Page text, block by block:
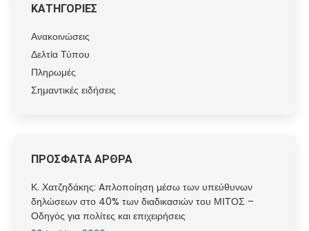
ΚΑΤΗΓΟΡΙΕΣ
Ανακοινώσεις
Δελτία Τύπου
Πληρωμές
Σημαντικές ειδήσεις
ΠΡΟΣΦΑΤΑ ΑΡΘΡΑ
Κ. Χατζηδάκης: Aπλοποίηση μέσω των υπεύθυνων
δηλώσεων στο 40% των διαδικασιών του ΜΙΤΟΣ –
Οδηγός για πολίτες και επιχειρήσεις